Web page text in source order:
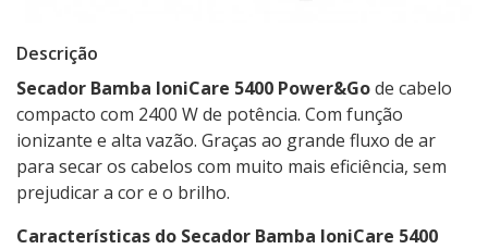
Descrição
Secador Bamba IoniCare 5400 Power&Gode cabelo
compacto com 2400 W de potência. Com função
ionizante e alta vazão. Graças ao grande fluxo de ar
para secar os cabelos com muito mais eficiência, sem
prejudicar a cor e o brilho.
Características do Secador Bamba IoniCare 5400